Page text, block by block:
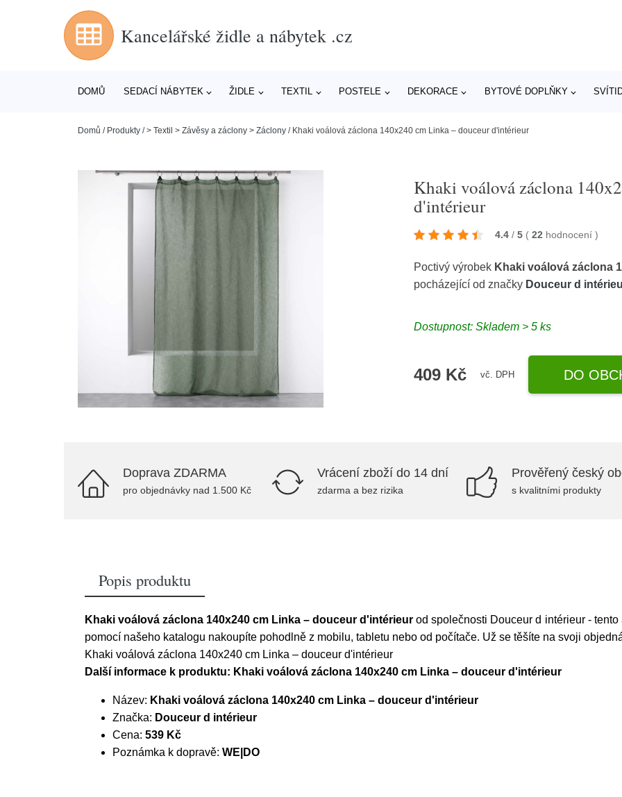
Kancelářské židle a nábytek .cz
DOMŮ SEDACÍ NÁBYTEK ŽIDLE TEXTIL POSTELE DEKORACE BYTOVÉ DOPLŇKY
Domů / Produkty /> Textil > Závěsy a záclony > Záclony / Khaki voálová záclona 140x240 cm Linka – douceur d'intérieur
Khaki voálová záclona
d'intérieur
4.4 / 5 ( 22 hodnocení)
Poctivý výrobek Khaki voálová záclona
pocházející od značky Douceur d
Dostupnost: Skladem > 5 ks
409 Kč vč. DPH DO
Doprava ZDARMA
pro objednávky nad 1.500 Kč
Vrácení zboží do 14 dní
zdarma a bez rizika
Prověřený český
s kvalitními produkty
Popis produktu
Khaki voálová záclona 140x240 cm Linka – douceur d'intérieur od společnosti Douceur d intérieur- tento
pomocí našeho katalogu nakoupíte pohodlně z mobilu, tabletu nebo od počítače. Už se těšíte na svoji
Khaki voálová záclona 140x240 cm Linka – douceur d'intérieur
Další informace k produktu: Khaki voálová záclona 140x240 cm Linka – douceur d'intérieur
Název: Khaki voálová záclona 140x240 cm Linka – douceur d'intérieur
Značka: Douceur d intérieur
Cena: 539 Kč
Poznámka k dopravě: WE|DO